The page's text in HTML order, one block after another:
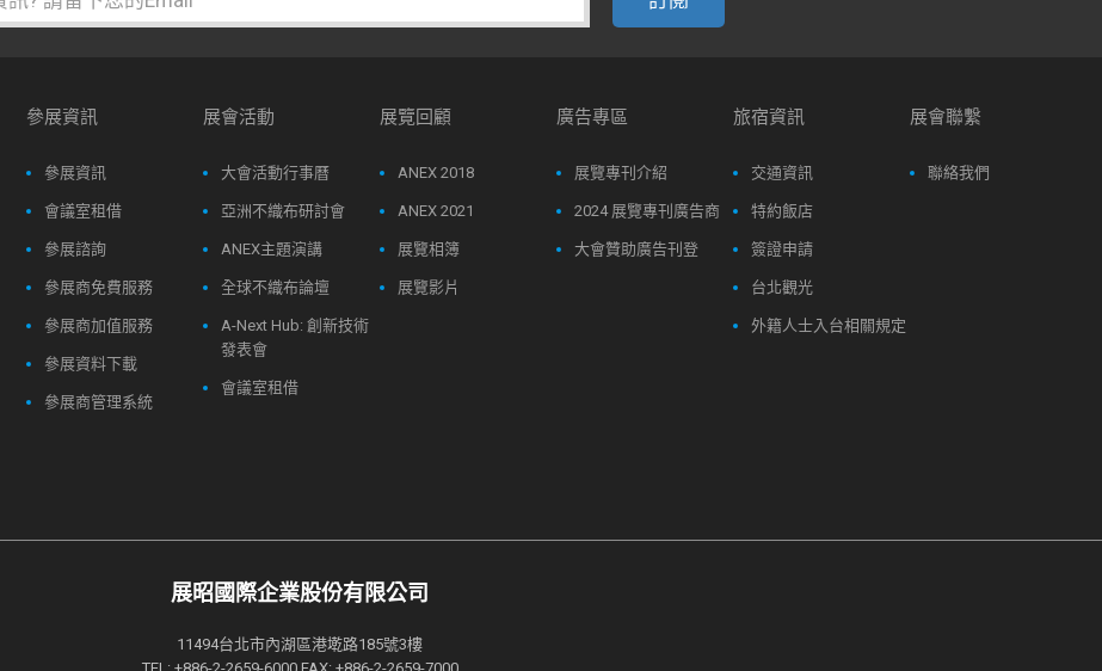
參展資訊
參展資訊
會議室租借
參展諮詢
參展商免費服務
參展商加值服務
參展資料下載
參展商管理系統
展會活動
大會活動行事曆
亞洲不織布研討會
ANEX主題演講
全球不織布論壇
A-Next Hub: 創新技術
發表會
會議室租借
展覽回顧
ANEX 2018
ANEX 2021
展覽相簿
展覽影片
廣告專區
展覽專刊介紹
2024 展覽專刊廣告商
大會贊助廣告刊登
旅宿資訊
交通資訊
特約飯店
簽證申請
台北觀光
外籍人士入台相關規定
展會聯繫
聯絡我們
展昭國際企業股份有限公司
11494台北市內湖區港墘路185號3樓